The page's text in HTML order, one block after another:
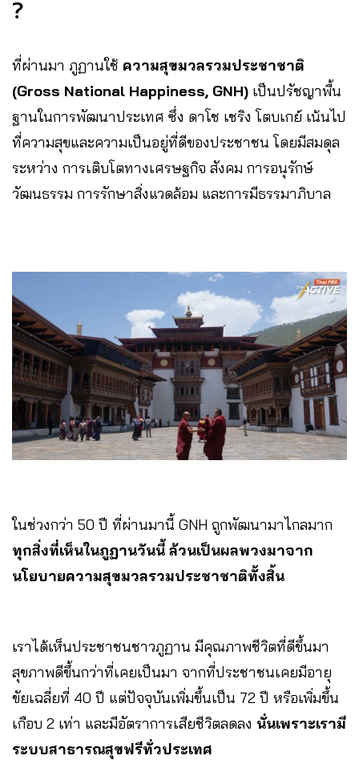
?
ที่ผ่านมา ภูฏานใช้ ความสุขมวลรวมประชาชาติ
(Gross National Happiness, GNH) เป็นปรัชญาพื้น
ฐานในการพัฒนาประเทศ ซึ่ง ดาโช เชริง โตบเกย์ เน้นไป
ที่ความสุขและความเป็นอยู่ที่ดีของประชาชน โดยมีสมดุล
ระหว่าง การเติบโตทางเศรษฐกิจ สังคม การอนุรักษ์
วัฒนธรรม การรักษาสิ่งแวดล้อม และการมีธรรมาภิบาล
ในช่วงกว่า 50 ปี ที่ผ่านมานี้ GNH ถูกพัฒนามาไกลมาก
ทุกสิ่งที่เห็นในภูฏานวันนี้ ล้วนเป็นผลพวงมาจาก
นโยบายความสุขมวลรวมประชาชาติทั้งสิ้น
เราได้เห็นประชาชนชาวภูฏาน มีคุณภาพชีวิตที่ดีขึ้นมา
สุขภาพดีขึ้นกว่าที่เคยเป็นมา จากที่ประชาชนเคยมีอายุ
ขัยเฉลี่ยที่ 40 ปี แต่ปัจจุบันเพิ่มขึ้นเป็น 72 ปี หรือเพิ่มขึ้น
เกือบ 2 เท่า และมีอัตราการเสียชีวิตลดลง นั่นเพราะเรามี
ระบบสาธารณสุขฟรีทั่วประเทศ